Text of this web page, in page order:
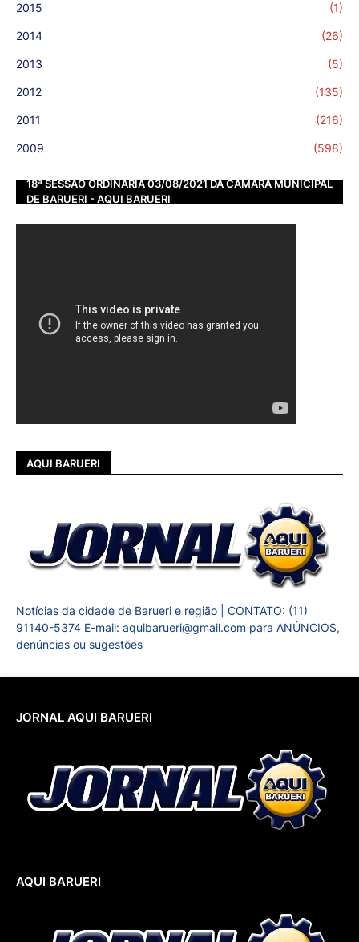
2015 (1)
2014 (26)
2013 (5)
2012 (135)
2011 (216)
2009 (598)
18ª SESSÃO ORDINÁRIA 03/08/2021 DA CÂMARA MUNICIPAL
DE BARUERI - AQUI BARUERI
AQUI BARUERI
Notícias da cidade de Barueri e região | CONTATO: (11)
91140-5374 E-mail: aquibarueri@gmail.com para ANÚNCIOS,
denúncias ou sugestões
JORNAL AQUI BARUERI
AQUI BARUERI